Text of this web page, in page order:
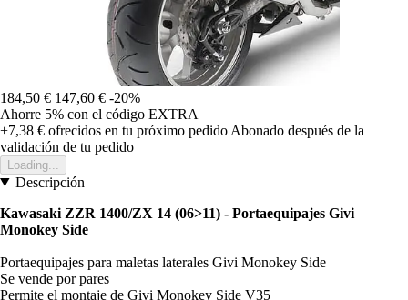
184,50 € 147,60 € -20%
Ahorre 5% con el código EXTRA
+7,38 € ofrecidos en tu próximo pedido Abonado después de la
validación de tu pedido
Loading...
Descripción
Kawasaki ZZR 1400/ZX 14 (06>11) - Portaequipajes Givi
Monokey Side
Portaequipajes para maletas laterales Givi Monokey Side
Se vende por pares
Permite el montaje de Givi Monokey Side V35